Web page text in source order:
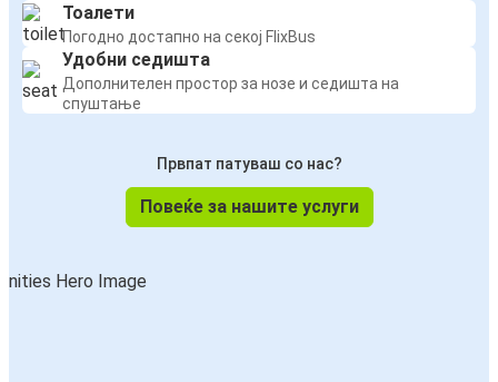
Тоалети
Погодно достапно на секој FlixBus
Удобни седишта
Дополнителен простор за нозе и седишта на
спуштање
Првпат патуваш со нас?
Повеќе за нашите услуги